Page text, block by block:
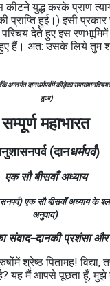
कीटने युद्ध करके प्राण
प्राप्ति हुई।) इसी
देते हुए इस रणभाूमिमें
हुए हैं। अत: उसके लिये तुम
अन्तर्गत दानधर्मपर्वमें कीड़ेका
हुआ)
सम्पूर्ण महाभारत
(दानधर्मपर्व)
एक सौ बीसवाँ अध्याय
एक सौ बीसवाँ अध्याय के
अनुवाद)
संवाद--दानकी प्रशंसा और
श्रेष्ठ पितामह!
यह मैं आपसे पूछता हूँ,